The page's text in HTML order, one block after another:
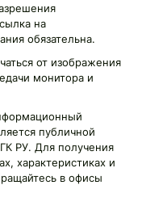
на
обязательна.
от изображения
монитора и
публичной
РУ. Для получения
характеристиках и
в офисы